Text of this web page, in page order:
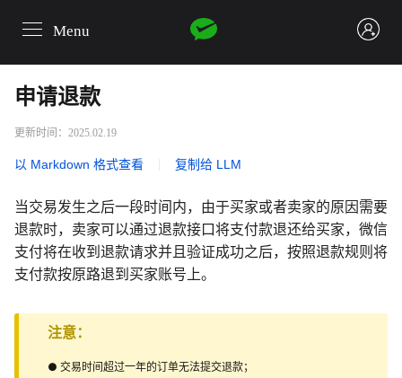
Menu
申请退款
更新时间：2025.02.19
以 Markdown 格式查看 复制给 LLM
当交易发生之后一段时间内，由于买家或者卖家的原因需要
退款时，卖家可以通过退款接口将支付款退还给买家，微信
支付将在收到退款请求并且验证成功之后，按照退款规则将
支付款按原路退到买家账号上。
注意：
● 交易时间超过一年的订单无法提交退款；